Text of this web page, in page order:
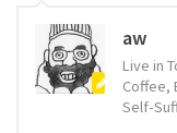
aw
Live in
Coffee,
Self-